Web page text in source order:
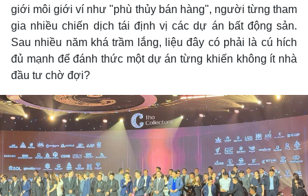
giới môi giới ví như "phù thủy bán hàng", người từng tham
gia nhiều chiến dịch tái định vị các dự án bất động sản.
Sau nhiều năm khá trầm lắng, liệu đây có phải là cú hích
đủ mạnh để đánh thức một dự án từng khiến không ít nhà
đầu tư chờ đợi?